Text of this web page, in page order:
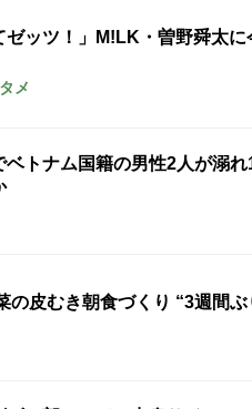
ゼッツ！」M!LK・曽野舜太
メ
ベトナム国籍の男性2人が溺
の皮むき朝食づくり “3週間ぶ